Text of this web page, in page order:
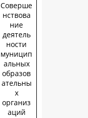
Соверше
нствова
ние
деятель
ности
муницип
альных
образов
ательны
х
организ
аций